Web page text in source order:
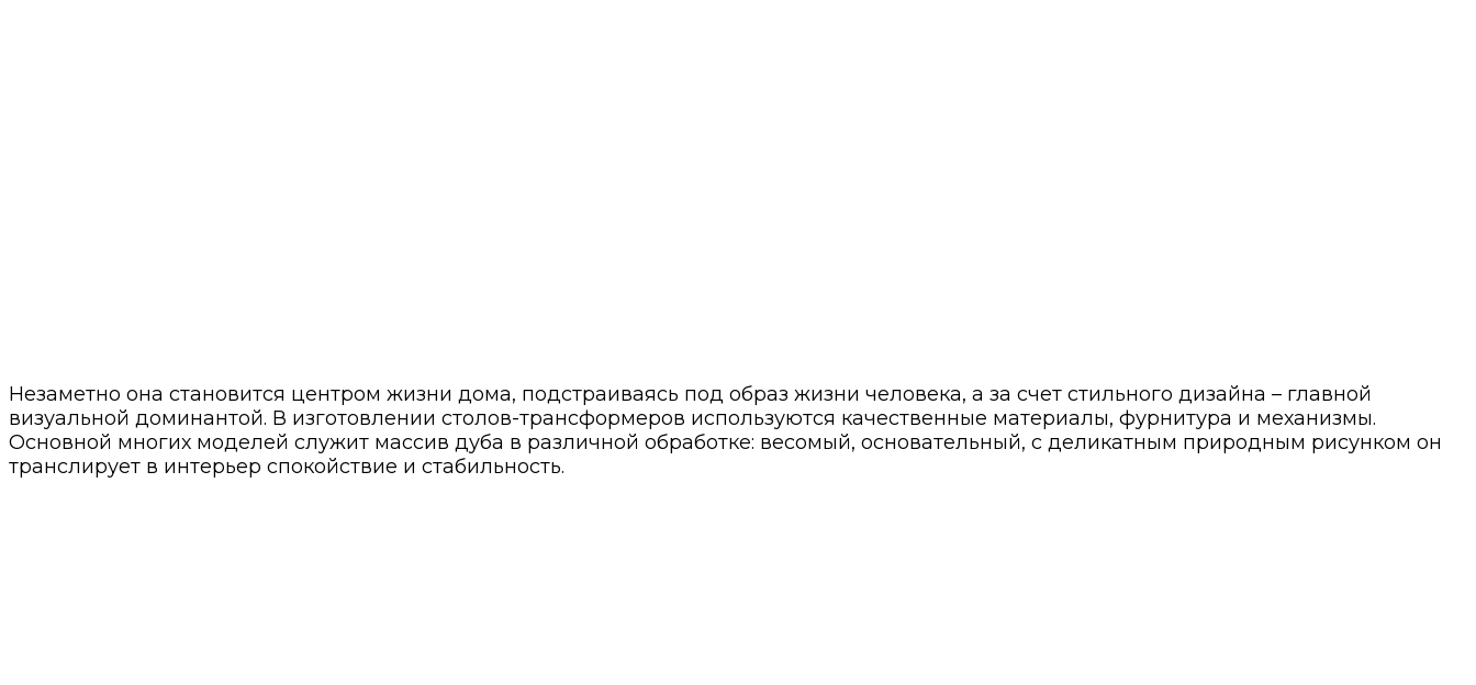
Незаметно она становится центром жизни дома, подстраиваясь под образ жизни человека, а за счет стильного дизайна – главной
визуальной доминантой. В изготовлении столов-трансформеров используются качественные материалы, фурнитура и механизмы.
Основной многих моделей служит массив дуба в различной обработке: весомый, основательный, с деликатным природным рисунком он
транслирует в интерьер спокойствие и стабильность.